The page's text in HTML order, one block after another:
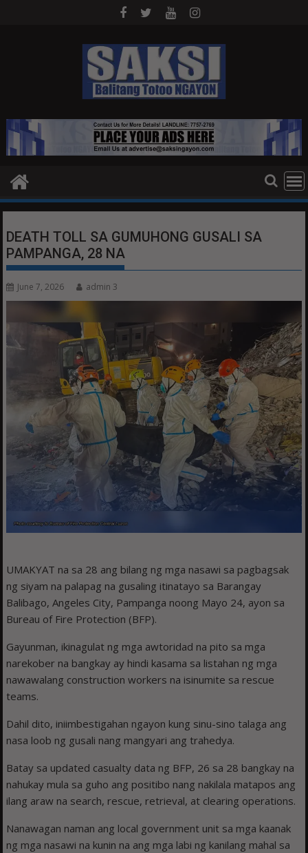
DEATH TOLL SA GUMUHONG GUSALI SA
PAMPANGA, 28 NA
June 7, 2026 admin 3
UMAKYAT na sa 28 ang bilang ng mga nasawi sa pagbagsak
ng siyam na palapag na gusaling itinatayo sa Barangay
Balibago, Angeles City, Pampanga noong Mayo 24, ayon sa
Bureau of Fire Protection (BFP).
Gayunman, ikinagulat ng mga awtoridad na pito sa mga
narekober na bangkay ay hindi kasama sa listahan ng mga
nawawalang construction workers na isinumite sa rescue
teams.
Dahil dito, iniimbestigahan ngayon kung sinu-sino talaga ang
nasa loob ng gusali nang mangyari ang trahedya.
Batay sa updated casualty data ng BFP, 26 sa 28 bangkay na
nahukay mula sa guho ang positibo nang nakilala matapos ang
ilang araw na search, rescue, retrieval, at clearing operations.
Nanawagan naman ang local government unit sa mga kaanak
ng mga nasawi na kunin na ang mga labi ng kanilang mahal sa